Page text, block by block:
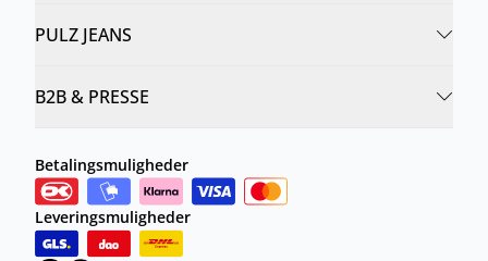
PULZ JEANS
B2B & PRESSE
Betalingsmuligheder
Leveringsmuligheder